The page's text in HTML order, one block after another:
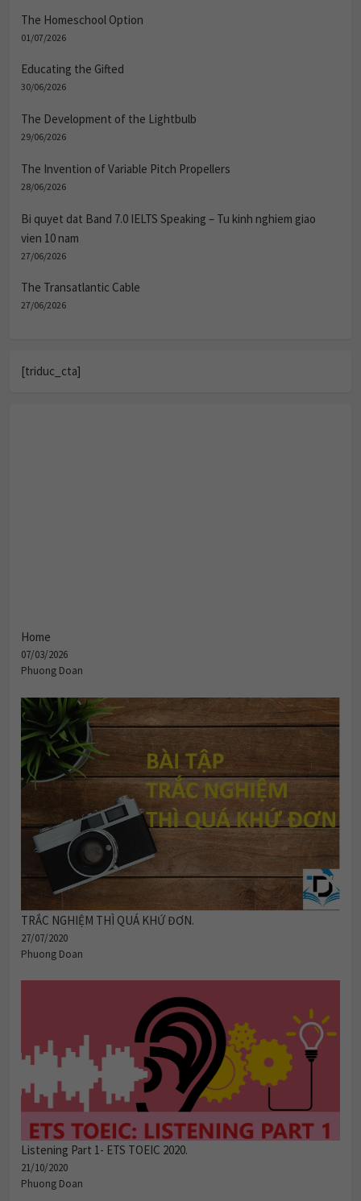
The Homeschool Option
01/07/2026
Educating the Gifted
30/06/2026
The Development of the Lightbulb
29/06/2026
The Invention of Variable Pitch Propellers
28/06/2026
Bi quyet dat Band 7.0 IELTS Speaking – Tu kinh nghiem giao
vien 10 nam
27/06/2026
The Transatlantic Cable
27/06/2026
[triduc_cta]
Home
07/03/2026
TRẮC NGHIỆM THÌ QUÁ KHỨ ĐƠN.
27/07/2020
Phuong Doan